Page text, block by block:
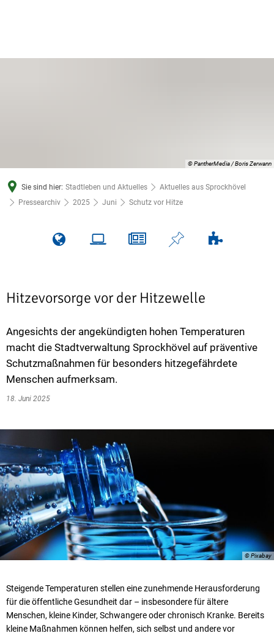
© PantherMedia / Boris Zerwann
Sie sind hier: Stadtleben und Aktuelles
Aktuelles aus Sprockhövel
Pressearchiv
2025 Juni Schutz vor Hitze
Hitzevorsorge vor der Hitzewelle
Angesichts der angekündigten hohen Temperaturen
macht die Stadtverwaltung Sprockhövel auf präventive
Schutzmaßnahmen für besonders hitzegefährdete
Menschen aufmerksam.
18. Juni 2025
© Pixabay
Steigende Temperaturen stellen eine zunehmende Herausforderung
für die öffentliche Gesundheit dar – insbesondere für ältere
Menschen, kleine Kinder, Schwangere oder chronisch Kranke. Bereits
kleine Maßnahmen können helfen, sich selbst und andere vor